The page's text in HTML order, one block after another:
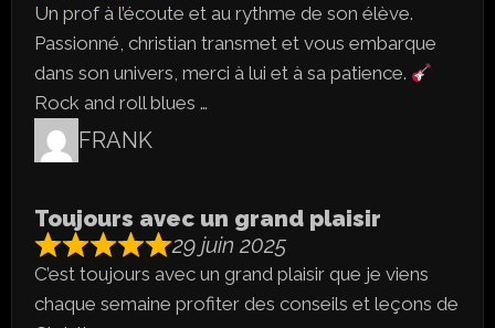
Un prof à l’écoute et au rythme de son élève.
Passionné, christian transmet et vous embarque
dans son univers, merci à lui et à sa patience.
Rock and roll blues …
FRANK
Toujours avec un grand plaisir
29 juin 2025
C’est toujours avec un grand plaisir que je viens
chaque semaine profiter des conseils et leçons de